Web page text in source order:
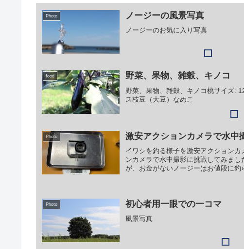
Photo ノージーの風景写真
ノージーのお気に入り写真
food 野菜、果物、雑穀、キノコ
野菜、果物、雑穀、キノコ桃サイズ:
ス枝豆（大豆）なめこ
Photo 激安アクションカメラで水中
イワシを釣る様子を激安アクション
ンカメラで水中撮影に挑戦してみま
が、お金がないノージーはお値段に釣
Photo 初心者用一眼での一コマ
風景写真